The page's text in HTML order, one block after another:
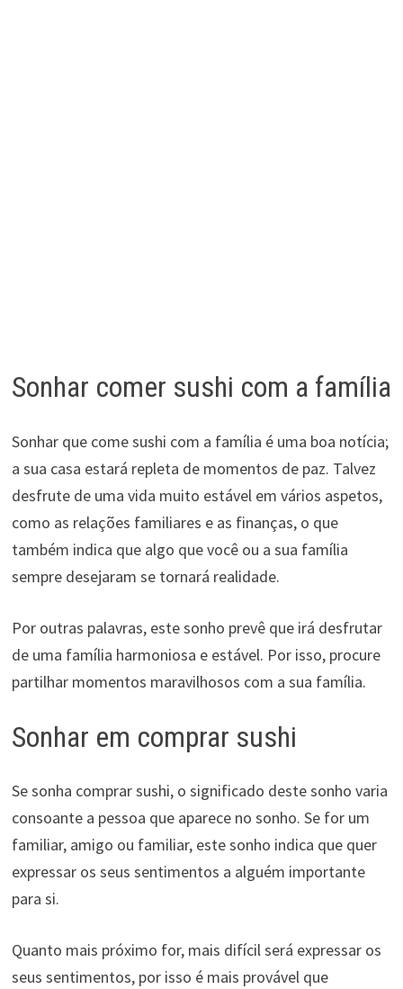
Sonhar comer sushi com a família
Sonhar que come sushi com a família é uma boa notícia;
a sua casa estará repleta de momentos de paz. Talvez
desfrute de uma vida muito estável em vários aspetos,
como as relações familiares e as finanças, o que
também indica que algo que você ou a sua família
sempre desejaram se tornará realidade.
Por outras palavras, este sonho prevê que irá desfrutar
de uma família harmoniosa e estável. Por isso, procure
partilhar momentos maravilhosos com a sua família.
Sonhar em comprar sushi
Se sonha comprar sushi, o significado deste sonho varia
consoante a pessoa que aparece no sonho. Se for um
familiar, amigo ou familiar, este sonho indica que quer
expressar os seus sentimentos a alguém importante
para si.
Quanto mais próximo for, mais difícil será expressar os
seus sentimentos, por isso é mais provável que